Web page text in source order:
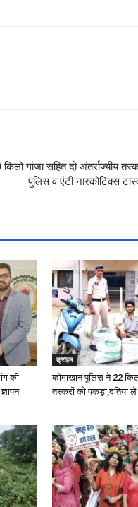
गांजा सहित दो अंतर्राज्यीय
पुलिस व एंटी नारकोटिक्स
की
क्राइम
कोमाखान पुलिस ने 22
तस्करों को पकड़ा,दतिया ले